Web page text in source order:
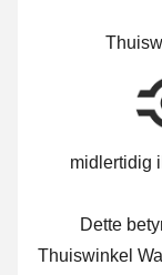
midlertidig
Dette
Thuiswinkel